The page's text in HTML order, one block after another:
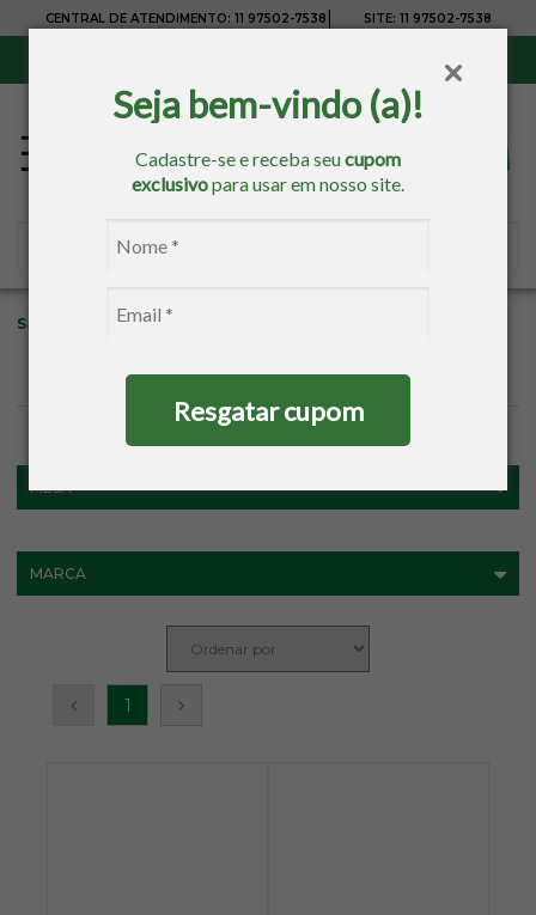
Seja bem-vindo (a)!
Cadastre-se e receba seucupom
exclusivopara usar em nosso site.
Resgatar cupom
CENTRAL DE ATENDIMENTO: 11 97502-7538 SITE: 11 97502-7538
Sacaria Mesa Trilho de Mesa
FILTROS
MARCA
MESA
1